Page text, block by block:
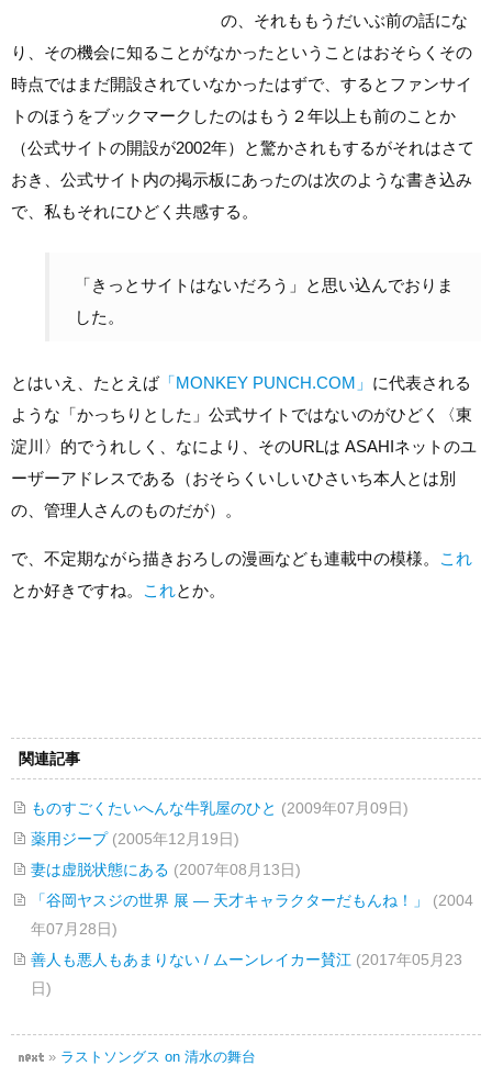
の、それももうだいぶ前の話にな
り、その機会に知ることがなかったということはおそらくその
時点ではまだ開設されていなかったはずで、するとファンサイ
トのほうをブックマークしたのはもう２年以上も前のことか
（公式サイトの開設が2002年）と驚かされもするがそれはさて
おき、公式サイト内の掲示板にあったのは次のような書き込み
で、私もそれにひどく共感する。
「きっとサイトはないだろう」と思い込んでおりま
した。
とはいえ、たとえば「MONKEY PUNCH.COM」 に代表される
ような「かっちりとした」公式サイトではないのがひどく〈東
淀川〉的でうれしく、なにより、そのURLは ASAHIネットのユ
ーザーアドレスである（おそらくいしいひさいち本人とは別
の、管理人さんのものだが）。
で、不定期ながら描きおろしの漫画なども連載中の模様。
これ
とか好きですね。
これとか。
関連記事
ものすごくたいへんな牛乳屋のひと (2009年07月09日)
薬用ジープ (2005年12月19日)
妻は虚脱状態にある (2007年08月13日)
「谷岡ヤスジの世界 展 ― 天才キャラクターだもんね！」
(2004
年07月28日)
善人も悪人もあまりない / ムーンレイカー賛江 (2017年05月23
日)
» ラストソングス on 清水の舞台